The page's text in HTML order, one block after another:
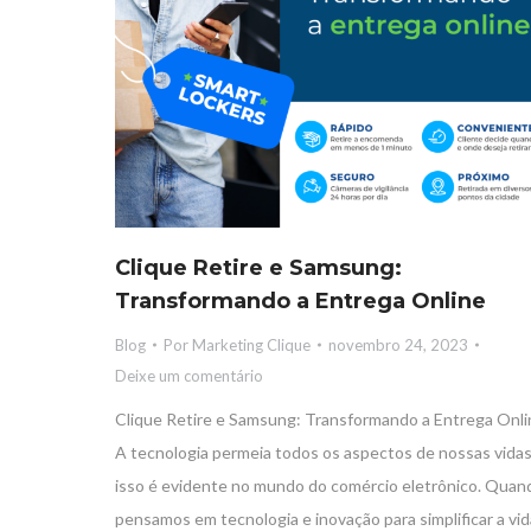
Clique Retire e Samsung:
Transformando a Entrega Online
Blog Por Marketing Clique
novembro 24, 2023
Deixe um comentário
Clique Retire e Samsung: Transformando a Entrega
A tecnologia permeia todos os aspectos de nossas
isso é evidente no mundo do comércio eletrônico.
pensamos em tecnologia e inovação para simplificar a